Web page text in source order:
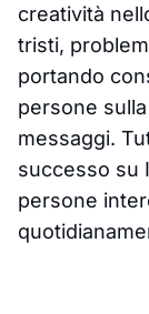
creatività
tristi,
portando
persone
messaggi.
successo su
persone